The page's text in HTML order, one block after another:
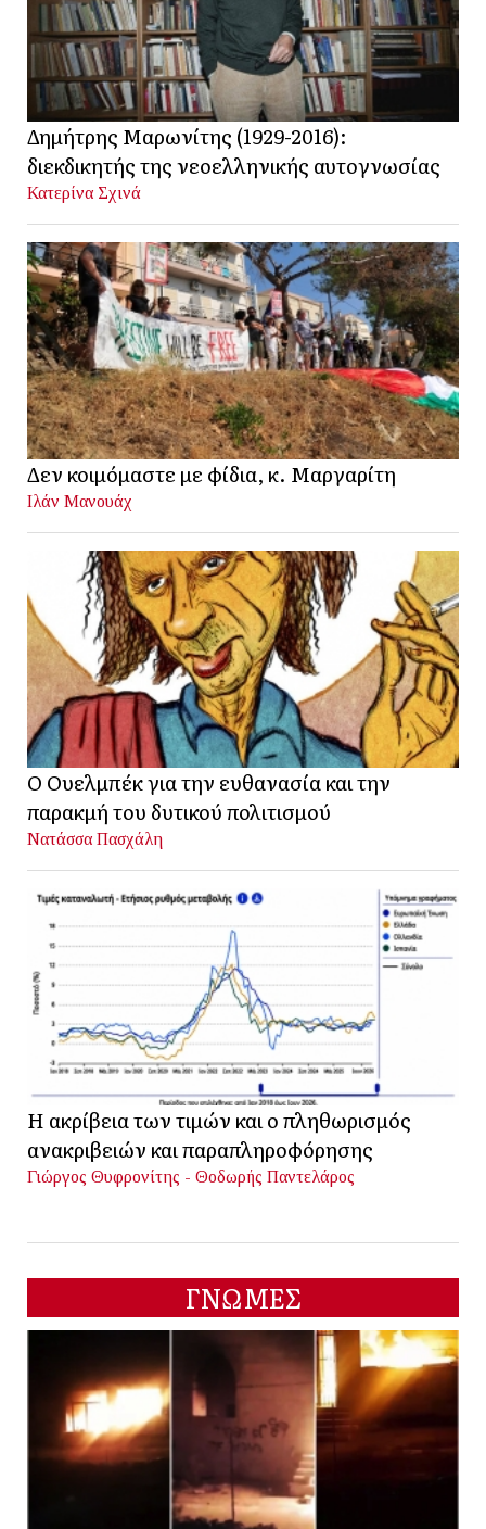
Δημήτρης Μαρωνίτης (1929-2016):
διεκδικητής της νεοελληνικής αυτογνωσίας
Κατερίνα Σχινά
Δεν κοιμόμαστε με φίδια, κ. Μαργαρίτη
Ιλάν Μανουάχ
Ο Ουελμπέκ για την ευθανασία και την
παρακμή του δυτικού πολιτισμού
Νατάσσα Πασχάλη
Η ακρίβεια των τιμών και ο πληθωρισμός
ανακριβειών και παραπληροφόρησης
Γιώργος Θυφρονίτης - Θοδωρής Παντελάρος
ΓΝΩΜΕΣ